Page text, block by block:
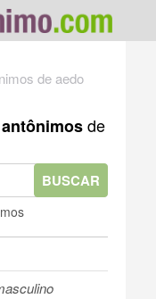
de aedo
antônimosde
BUSCAR